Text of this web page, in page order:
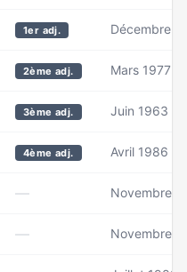
1er adj. Décembre
2ème adj. Mars 1977
3ème adj. Juin 1963
4ème adj. Avril 1986
— Novembre
— Novembre